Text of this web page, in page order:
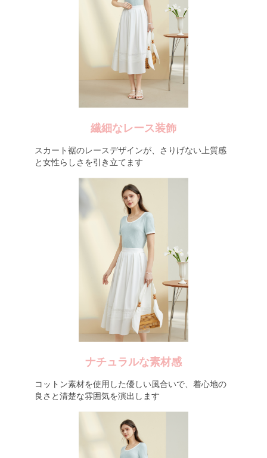
繊細なレース装飾
スカート裾のレースデザインが、さりげない上質感
と女性らしさを引き立てます
ナチュラルな素材感
コットン素材を使用した優しい風合いで、着心地の
良さと清楚な雰囲気を演出します